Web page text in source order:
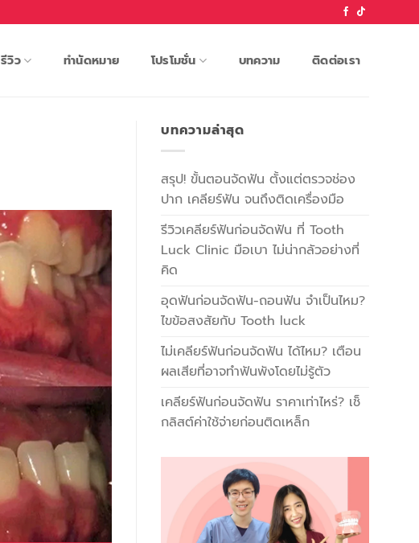
รีวิว ทำนัดหมาย โปรโมชั่น บทความ ติดต่อเรา
บทความล่าสุด
สรุป! ขั้นตอนจัดฟัน ตั้งแต่ตรวจช่อง
ปาก เคลียร์ฟัน จนถึงติดเครื่องมือ
รีวิวเคลียร์ฟันก่อนจัดฟัน ที่ Tooth
Luck Clinic มือเบา ไม่น่ากลัวอย่างที่
คิด
อุดฟันก่อนจัดฟัน-ถอนฟัน จำเป็นไหม?
ไขข้อสงสัยกับ Tooth luck
ไม่เคลียร์ฟันก่อนจัดฟัน ได้ไหม? เตือน
ผลเสียที่อาจทำฟันพังโดยไม่รู้ตัว
เคลียร์ฟันก่อนจัดฟัน ราคาเท่าไหร่? เช็
กลิสต์ค่าใช้จ่ายก่อนติดเหล็ก